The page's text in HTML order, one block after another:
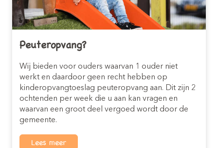
Peuteropvang?
Wij bieden voor ouders waarvan 1 ouder niet
werkt en daardoor geen recht hebben op
kinderopvangtoeslag peuteropvang aan. Dit zijn 2
ochtenden per week die u aan kan vragen en
waarvan een groot deel vergoed wordt door de
gemeente.
Lees meer